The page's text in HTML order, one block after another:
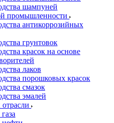
шампуней
промышленности
антикоррозийных
грунтовок
красок на основе
лаков
порошковых красок
смазок
эмалей